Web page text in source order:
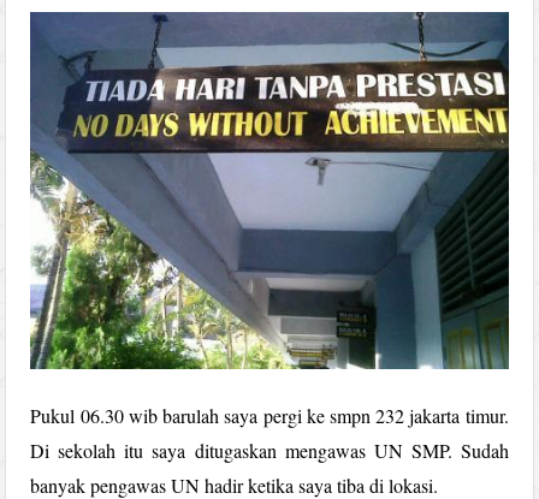
Pukul 06.30 wib barulah saya pergi ke smpn 232 jakarta timur.
Di sekolah itu saya ditugaskan mengawas UN SMP. Sudah
banyak pengawas UN hadir ketika saya tiba di lokasi.